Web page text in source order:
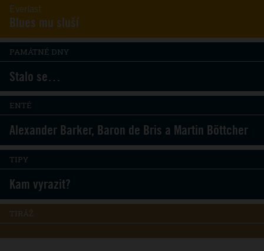
Everlast
Blues mu sluší
PAMÁTNÉ DNY
Stalo se…
ENTÉ
Alexander Barker, Baron de Bris a Martin Böttcher
TIPY
Kam vyrazit?
TIRÁŽ